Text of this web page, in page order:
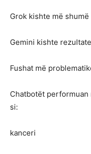
Grok kishte më
Gemini kishte
Fushat më
Chatbotët
si:
kanceri